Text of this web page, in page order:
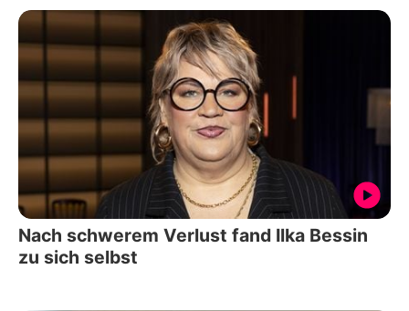
Nach schwerem Verlust fand Ilka Bessin
zu sich selbst